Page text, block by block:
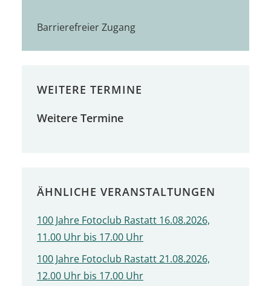
Barrierefreier Zugang
WEITERE TERMINE
Weitere Termine
ÄHNLICHE VERANSTALTUNGEN
100 Jahre Fotoclub Rastatt 16.08.2026,
11.00 Uhr bis 17.00 Uhr
100 Jahre Fotoclub Rastatt 21.08.2026,
12.00 Uhr bis 17.00 Uhr